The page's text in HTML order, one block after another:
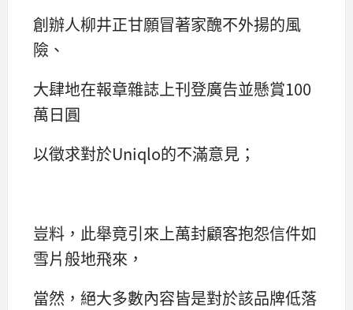
創辦人柳井正甘願冒著家醜不外揚的風
險、
大肆地在報章雜誌上刊登廣告並懸賞100
萬日圓
以徵求對於Uniqlo的不滿意見；
豈料，此舉竟引來上萬封顧客抱怨信件如
雪片般地飛來，
當然，絕大多數內容皆是對於該品牌低落